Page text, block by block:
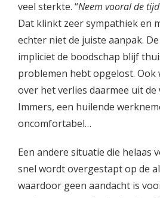
veel sterkte. “Neem vooral de
Dat klinkt zeer sympathiek en
echter niet de juiste aanpak.
impliciet de boodschap blijf
problemen hebt opgelost.
over het verlies daarmee uit de
Immers, een huilende
oncomfortabel…
Een andere situatie die helaas
snel wordt overgestapt op de
waardoor geen aandacht is